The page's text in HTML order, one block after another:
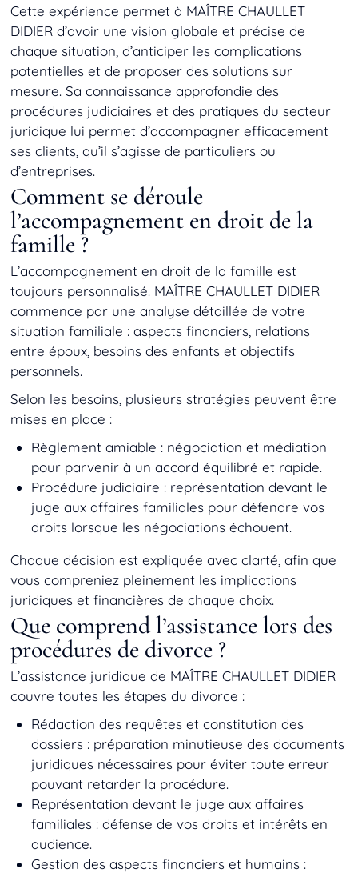
Cette expérience permet à MAÎTRE CHAULLET
DIDIER d’avoir une vision globale et précise de
chaque situation, d’anticiper les complications
potentielles et de proposer des solutions sur
mesure. Sa connaissance approfondie des
procédures judiciaires et des pratiques du secteur
juridique lui permet d’accompagner efficacement
ses clients, qu’il s’agisse de particuliers ou
d’entreprises.
Comment se déroule
l’accompagnement en droit de la
famille ?
L’accompagnement en droit de la famille est
toujours personnalisé. MAÎTRE CHAULLET DIDIER
commence par une analyse détaillée de votre
situation familiale : aspects financiers, relations
entre époux, besoins des enfants et objectifs
personnels.
Selon les besoins, plusieurs stratégies peuvent être
mises en place :
Règlement amiable : négociation et médiation
pour parvenir à un accord équilibré et rapide.
Procédure judiciaire : représentation devant le
juge aux affaires familiales pour défendre vos
droits lorsque les négociations échouent.
Chaque décision est expliquée avec clarté, afin que
vous compreniez pleinement les implications
juridiques et financières de chaque choix.
Que comprend l’assistance lors des
procédures de divorce ?
L’assistance juridique de MAÎTRE CHAULLET DIDIER
couvre toutes les étapes du divorce :
Rédaction des requêtes et constitution des
dossiers : préparation minutieuse des documents
juridiques nécessaires pour éviter toute erreur
pouvant retarder la procédure.
Représentation devant le juge aux affaires
familiales : défense de vos droits et intérêts en
audience.
Gestion des aspects financiers et humains :